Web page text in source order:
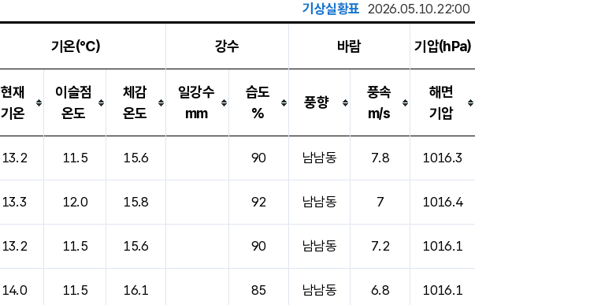
기상실황표 2026.05.10.22:00
기온(℃) 강수 바람 기압(hPa)
현재
기온
이슬점
온도
체감
온도
일강수
mm
습도
%
풍향
풍속
m/s
해면
기압
13.2 11.5 15.6 90 남남동 7.8 1016.3
13.3 12.0 15.8 92 남남동 7 1016.4
13.2 11.5 15.6 90 남남동 7.2 1016.1
14.0 11.5 16.1 85 남남동 6.8 1016.1